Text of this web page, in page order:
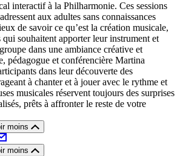
interactif à la Philharmonie. Ces sessions
aux adultes sans connaissances
de savoir ce qu’est la création musicale,
qui souhaitent apporter leur instrument et
dans une ambiance créative et
pédagogue et conférencière Martina
dans leur découverte des
à chanter et à jouer avec le rythme et
musicales réservent toujours des surprises
prêts à affronter le reste de votre
moins
moins